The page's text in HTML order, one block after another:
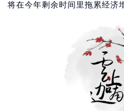
将在今年剩余时间里拖累经济